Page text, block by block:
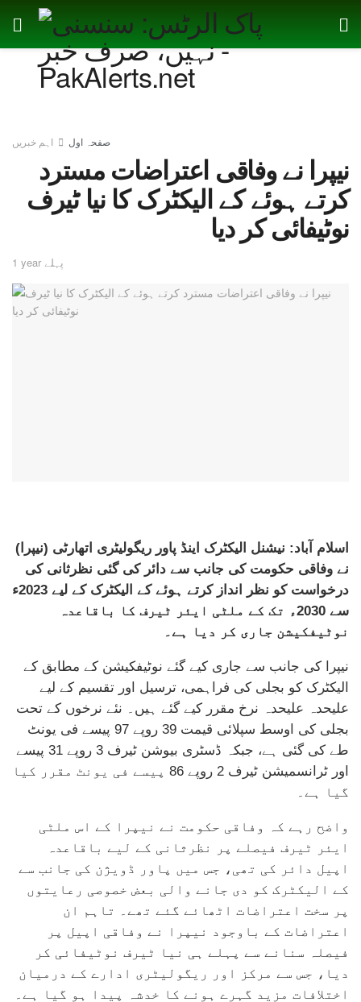
صفحہ اول اہم خبریں
نیپرا نے وفاقی اعتراضات مسترد
کرتے ہوئے کے الیکٹرک کا نیا ٹیرف
نوٹیفائی کر دیا
1 year پہلے
اسلام آباد: نیشنل الیکٹرک اینڈ پاور ریگولیٹری اتھارٹی (نیپرا)
نے وفاقی حکومت کی جانب سے دائر کی گئی نظرثانی کی
درخواست کو نظر انداز کرتے ہوئے کے الیکٹرک کے لیے 2023ء
سے 2030ء تک کے ملٹی ایئر ٹیرف کا باقاعدہ
نوٹیفکیشن جاری کر دیا ہے۔
نیپرا کی جانب سے جاری کیے گئے نوٹیفکیشن کے مطابق کے
الیکٹرک کو بجلی کی فراہمی، ترسیل اور تقسیم کے لیے
علیحدہ علیحدہ نرخ مقرر کیے گئے ہیں۔ نئے نرخوں کے تحت
بجلی کی اوسط سپلائی قیمت 39 روپے 97 پیسے فی یونٹ
طے کی گئی ہے، جبکہ ڈسٹری بیوشن ٹیرف 3 روپے 31 پیسے
اور ٹرانسمیشن ٹیرف 2 روپے 86 پیسے فی یونٹ مقرر کیا
گیا ہے۔
واضح رہے کہ وفاقی حکومت نے نیپرا کے اس ملٹی
ایئر ٹیرف فیصلے پر نظرثانی کے لیے باقاعدہ
اپیل دائر کی تھی، جس میں پاور ڈویژن کی جانب سے
کے الیکٹرک کو دی جانے والی بعض خصوصی رعایتوں
پر سخت اعتراضات اٹھائے گئے تھے۔ تاہم ان
اعتراضات کے باوجود نیپرا نے وفاقی اپیل پر
فیصلہ سنانے سے پہلے ہی نیا ٹیرف نوٹیفائی کر
دیا، جس سے مرکز اور ریگولیٹری ادارے کے درمیان
اختلافات مزید گہرے ہونے کا خدشہ پیدا ہو گیا ہے۔